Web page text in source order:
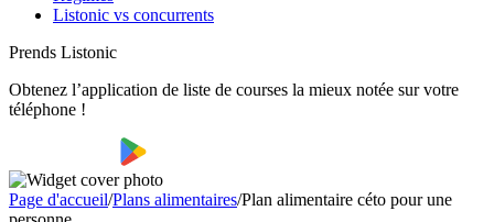
Listonic vs concurrents
Prends Listonic
Obtenez l’application de liste de courses la mieux notée sur votre
téléphone !
Page d'accueil/Plans alimentaires/Plan alimentaire céto pour une